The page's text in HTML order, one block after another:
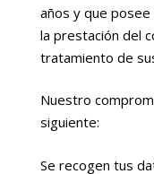
años y que posee
la prestación del
tratamiento de
Nuestro
siguiente:
Se recogen tus